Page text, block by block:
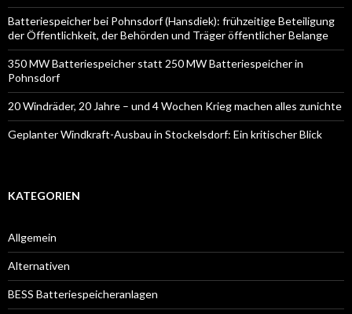
Batteriespeicher bei Pohnsdorf (Hansdiek): frühzeitige Beteiligung
der Öffentlichkeit, der Behörden und Träger öffentlicher Belange
350 MW Batteriespeicher statt 250 MW Batteriespeicher in
Pohnsdorf
20 Windräder, 20 Jahre – und 4 Wochen Krieg machen alles zunichte
Geplanter Windkraft-Ausbau in Stockelsdorf: Ein kritischer Blick
KATEGORIEN
Allgemein
Alternativen
BESS Batteriespeicheranlagen